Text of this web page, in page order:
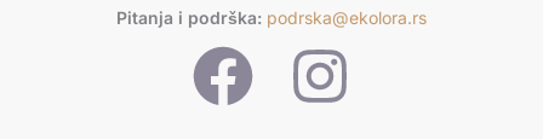
Pitanja i podrška: podrska@ekolora.rs